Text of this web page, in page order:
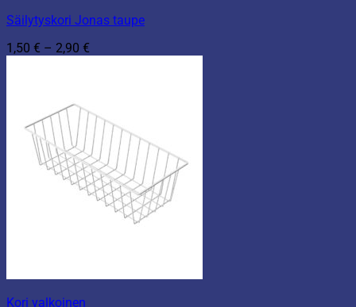
Säilytyskori Jonas taupe
1,50 € – 2,90 €
Kori valkoinen